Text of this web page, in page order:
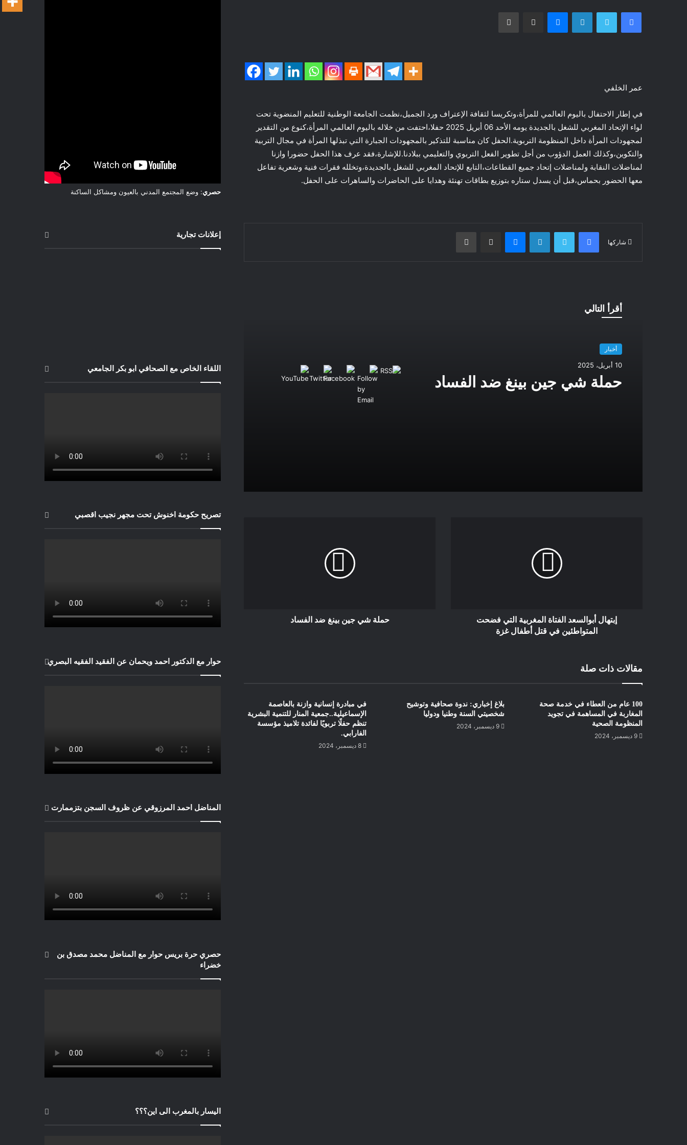
فيسبوك تويتر لينكدإن ماسنجر مشاركة عبر البريد طباعة
عمر الخلفي
في إطار الاحتفال باليوم العالمي للمرأة،وتكريسا لثقافة الإعتراف ورد الجميل،نظمت الجامعة الوطنية للتعليم المنضوية تحت
لواء الإتحاد المغربي للشغل بالجديدة يومه الأحد 06 أبريل 2025 حفلا،احتفت من خلاله باليوم العالمي المرأة،كنوع من التقدير
لمجهودات المرأة داخل المنظومة التربوية.الحفل كان مناسبة للتذكير بالمجهودات الجبارة التي تبذلها المرأة في مجال التربية
والتكوين،وكذلك العمل الدؤوب من أجل تطوير الفعل التربوي والتعليمي ببلادنا.للإشارة،فقد عرف هذا الحفل حضورا وازنا
لمناضلات النقابة ولمناضلات إتحاد جميع القطاعات،التابع للإتحاد المغربي للشغل بالجديدة،وتخلله فقرات فنية وشعرية تفاعل
معها الحضور بحماس،قبل أن يسدل ستاره بتوزيع بطاقات تهنئة وهدايا على الحاضرات والساهرات على الحفل.
شاركها
فيسبوك تويتر لينكدإن ماسنجر مشاركة عبر البريد طباعة
أقرأ التالي
أخبار
10 أبريل، 2025
حملة شي جين بينغ ضد الفساد
حملة شي جين بينغ ضد الفساد
الخاصة والعامة
إعلان الرباط الصادر عن اجتماع لجنة إفريقيا
بالعاصمة الرباط..تأسيس “الملتقى
إبتهال أبوالسعد الفتاة المغربية التي فضحت
المتواطئين في قتل أطفال غزة
حملة شي جين بينغ ضد الفساد
مقالات ذات صلة
100 عام من العطاء في خدمة صحة
المغاربة في المساهمة في تجويد
المنظومة الصحية
9 ديسمبر، 2024
بلاغ إخباري: ندوة صحافية وتوشيح
شخصيتي السنة وطنيا ودوليا
9 ديسمبر، 2024
في مبادرة إنسانية وازنة بالعاصمة
الإسماعيلية..جمعية المنار للتنمية البشرية
تنظم حفلًا تربويًا لفائدة تلاميذ مؤسسة
الفارابي.
8 ديسمبر، 2024
حصري: وضع المجتمع المدني بالعيون ومشاكل الساكنة
إعلانات تجارية
اللقاء الخاص مع الصحافي ابو بكر الجامعي
تصريح حكومة اخنوش تحت مجهر نجيب اقصبي
حوار مع الدكتور احمد ويحمان عن الفقيد الفقيه البصري
المناضل احمد المرزوقي عن ظروف السجن بتزممارت
حصري حرة بريس حوار مع المناضل محمد مصدق بن
خضراء
اليسار بالمغرب الى اين؟؟؟